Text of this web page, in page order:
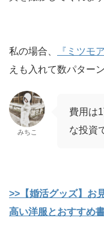
私の場合、 『ミツモア
えも入れて数パター
みちこ
費用は
な投資
>>【婚活グッズ】お
高い洋服とおすすめ